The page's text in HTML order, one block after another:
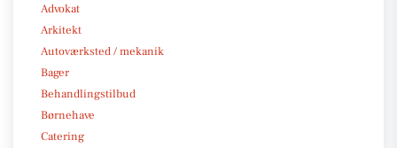
Advokat
Arkitekt
Autoværksted / mekanik
Bager
Behandlingstilbud
Børnehave
Catering